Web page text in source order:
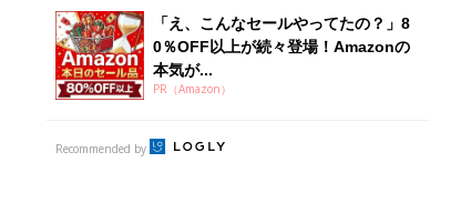
「え、こんなセールやってたの？」8
0％OFF以上が続々登場！Amazonの
本気が...
PR（Amazon）
Recommended by